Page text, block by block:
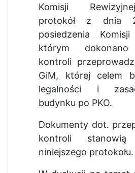
Komisji
protokół z dnia
posiedzenia
którym dokonano
kontroli
GiM, której celem
legalności i
budynku po PKO.
Dokumenty dot.
kontroli
niniejszego protokołu.